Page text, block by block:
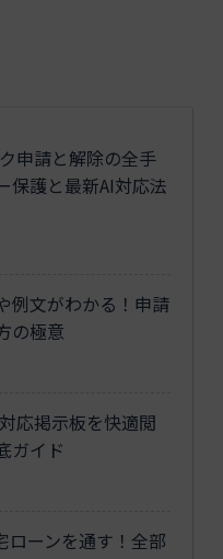
申請と解除の全手
保護と最新AI対応法
例文がわかる！申請
の極意
応掲示板を快適閲
ガイド
ローンを通す！全部